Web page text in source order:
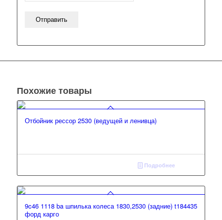
Похожие товары
Отбойник рессор 2530 (ведущей и ленивца)
Подробнее
9c46 1118 ba шпилька колеса 1830,2530 (задние) t184435
форд карго